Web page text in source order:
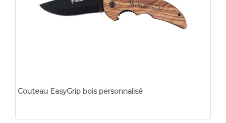
Couteau EasyGrip bois personnalisé